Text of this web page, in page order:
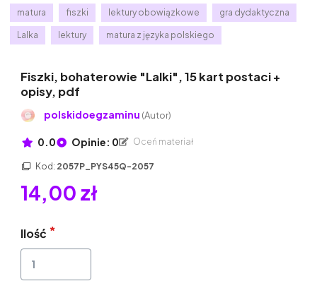
matura fiszki lektury obowiązkowe gra dydaktyczna
Lalka lektury matura z języka polskiego
Fiszki, bohaterowie "Lalki", 15 kart postaci +
opisy, pdf
polskidoegzaminu (Autor)
0.0 Opinie: 0 Oceń materiał
Kod: 2057P_PYS45Q-2057
14,00 zł
Ilość